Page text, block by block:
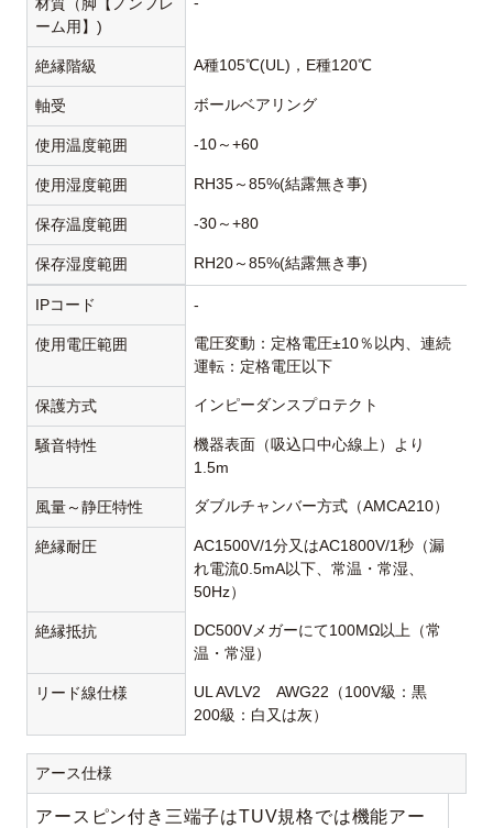
ーム用】)
絶縁階級 A種105℃(UL)，E種120℃
軸受 ボールベアリング
使用温度範囲 -10～+60
使用湿度範囲 RH35～85%(結露無き事)
保存温度範囲 -30～+80
保存湿度範囲 RH20～85%(結露無き事)
IPコード -
使用電圧範囲
電圧変動：定格電圧±10％以内、連続
運転：定格電圧以下
保護方式 インピーダンスプロテクト
騒音特性
機器表面（吸込口中心線上）より
1.5m
風量～静圧特性 ダブルチャンバー方式（AMCA210）
絶縁耐圧
AC1500V/1分又はAC1800V/1秒（漏
れ電流0.5mA以下、常温・常湿、
50Hz）
絶縁抵抗
DC500Vメガーにて100MΩ以上（常
温・常湿）
リード線仕様
UL AVLV2 AWG22（100V級：黒
200級：白又は灰）
アース仕様
アースピン付き三端子はTUV規格では機能アー